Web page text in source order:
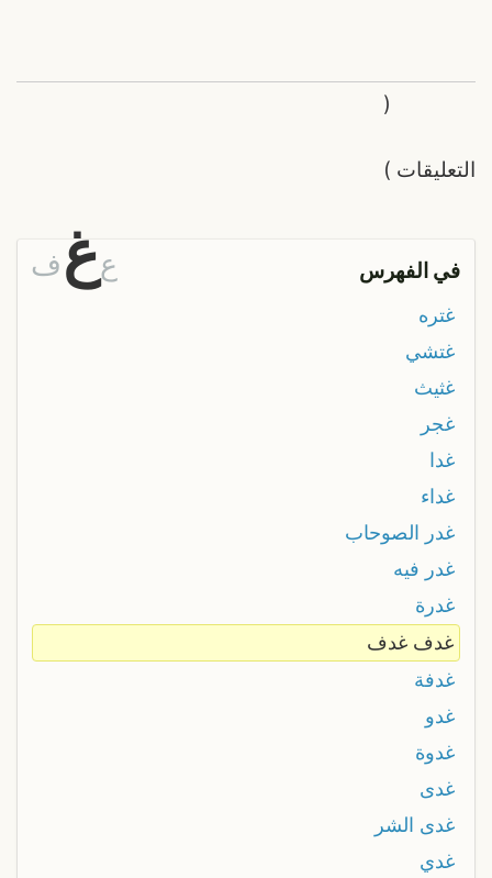
التعليقات
(
)
في الفهرس عغف
غتره
غتشي
غثيث
غجر
غدا
غداء
غدر الصوحاب
غدر فيه
غدرة
غدف غدف
غدفة
غدو
غدوة
غدى
غدى الشر
غدي